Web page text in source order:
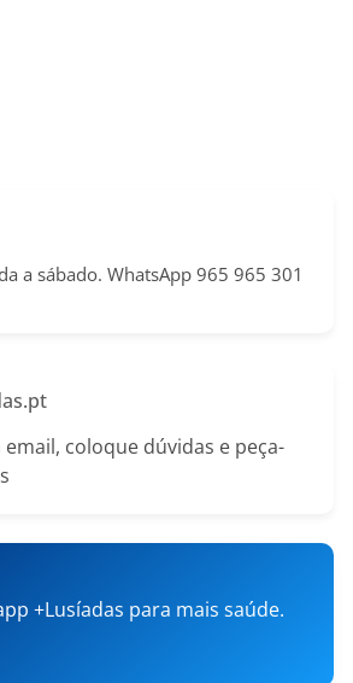
a sábado. WhatsApp 965 965 301
email, coloque dúvidas e peça-
+Lusíadas para mais saúde.